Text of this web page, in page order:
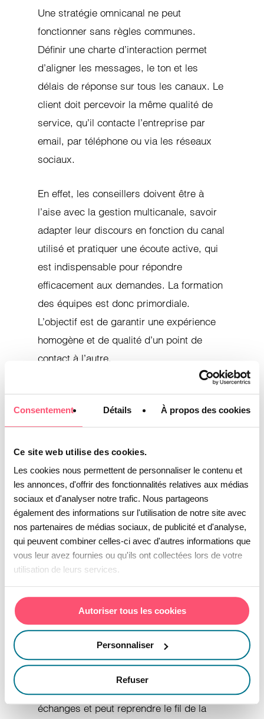
Consentement Détails À propos des cookies
Ce site web utilise des cookies.
Les cookies nous permettent de personnaliser le contenu et
les annonces, d'offrir des fonctionnalités relatives aux médias
sociaux et d'analyser notre trafic. Nous partageons
également des informations sur l'utilisation de notre site avec
nos partenaires de médias sociaux, de publicité et d'analyse,
qui peuvent combiner celles-ci avec d'autres informations que
vous leur avez fournies ou qu'ils ont collectées lors de votre
utilisation de leurs services.
Autoriser tous les cookies
Personnaliser
Refuser
Une stratégie omnicanal ne peut
fonctionner sans règles communes.
Définir une charte d’interaction permet
d’aligner les messages, le ton et les
délais de réponse sur tous les canaux. Le
client doit percevoir la même qualité de
service, qu’il contacte l’entreprise par
email, par téléphone ou via les réseaux
sociaux.
En effet, les conseillers doivent être à
l’aise avec la gestion multicanale, savoir
adapter leur discours en fonction du canal
utilisé et pratiquer une écoute active, qui
est indispensable pour répondre
efficacement aux demandes. La formation
des équipes est donc primordiale.
L’objectif est de garantir une expérience
homogène et de qualité d’un point de
contact à l’autre.
Activer l’intervention
humaine aux moments
clés du parcours
L’automatisation joue un rôle important
dans la relation client omnicanal, elle
présente par contre des limites face à des
situations complexes ou émotionnelles.
Certaines demandes nécessitent
l’intervention d’un conseiller, capable de
comprendre le contexte et d’apporter une
Identifier ces moments clés permet
d’orienter le client vers le bon
interlocuteur, au bon moment. Grâce à la
échanges et peut reprendre le fil de la